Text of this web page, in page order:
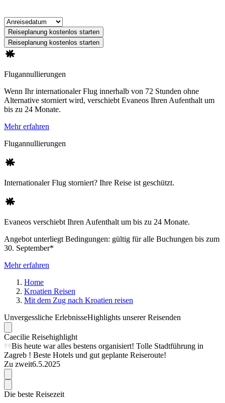
Reiseplanung kostenlos starten
Reiseplanung kostenlos starten
Flugannullierungen
Wenn Ihr internationaler Flug innerhalb von 72 Stunden ohne
Alternative storniert wird, verschiebt Evaneos Ihren Aufenthalt um
bis zu 24 Monate.
Mehr erfahren
Flugannullierungen
Internationaler Flug storniert? Ihre Reise ist geschützt.
Evaneos verschiebt Ihren Aufenthalt um bis zu 24 Monate.
Angebot unterliegt Bedingungen: gültig für alle Buchungen bis zum
30. September*
Mehr erfahren
Home
Kroatien Reisen
Mit dem Zug nach Kroatien reisen
Unvergessliche ErlebnisseHighlights unserer Reisenden
Caecilie Reisehighlight
Bis heute war alles bestens organisiert! Tolle Stadtführung in
Zagreb ! Beste Hotels und gut geplante Reiseroute!
Zu zweit6.5.2025
Die beste Reisezeit